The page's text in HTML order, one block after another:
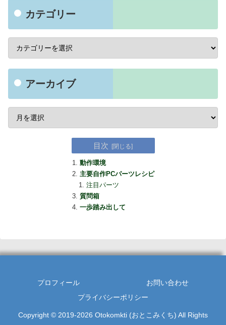
カテゴリー
アーカイブ
目次
動作環境
主要自作PCパーツレシピ
注目パーツ
質問箱
一歩踏み出して
プロフィール
お問い合わせ
プライバシーポリシー
Copyright © 2019-2026 Otokomkti (おとこみくち) All Rights